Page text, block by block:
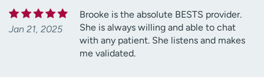
Jan 21, 2025
Brooke is the absolute BESTS provider.
She is always willing and able to chat
with any patient. She listens and makes
me validated.